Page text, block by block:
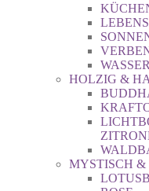
HOLZIG &
MYSTISCH